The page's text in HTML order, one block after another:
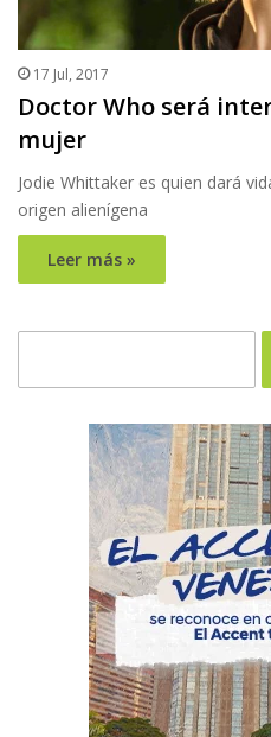
17 Jul, 2017
Doctor Who será
mujer
Jodie Whittaker es quien dará
origen alienígena
Leer más »